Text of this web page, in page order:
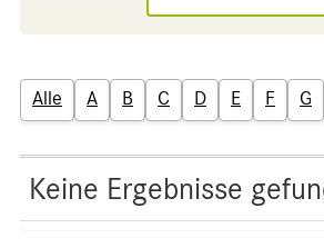
Alle A B C D E F G
Keine Ergebnisse